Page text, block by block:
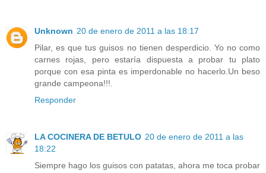
Unknown 20 de enero de 2011 a las 18:17
Pilar, es que tus guisos no tienen desperdicio. Yo no como
carnes rojas, pero estaría dispuesta a probar tu plato
porque con esa pinta es imperdonable no hacerlo.Un beso
grande campeona!!!.
Responder
LA COCINERA DE BETULO 20 de enero de 2011 a las
18:22
Siempre hago los guisos con patatas, ahora me toca probar